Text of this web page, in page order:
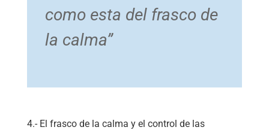
como esta del frasco de
la calma”
4.- El frasco de la calma y el control de las